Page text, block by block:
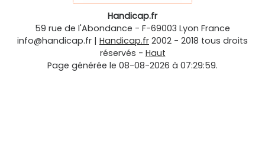
Handicap.fr
59 rue de l'Abondance - F-69003 Lyon France
info@handicap.fr | Handicap.fr 2002 - 2018 tous droits
réservés - Haut
Page générée le 08-08-2026 à 07:29:59.